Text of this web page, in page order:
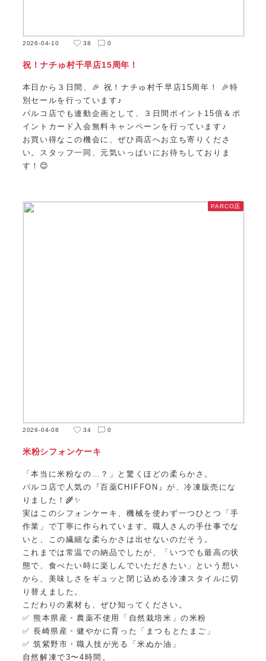
2026-04-10 38 0
祝！ナチゅ村千早店15周年！
本日から３日間、🎉 祝！ナチゅ村千早店15周年！ 🎉特
別セールを行っています♪
パルコ店でも連動企画として、３日間ポイント15倍＆ポ
イントカード入会無料キャンペーンを行っています♪
お買い得なこの機会に、ぜひ両店へお立ち寄りくださ
い。スタッフ一同、元気いっぱいにお待ちしておりま
す！😊
PARCO店
2026-04-08 34 0
米粉シフォンケーキ
「本当に米粉なの…？」と驚くほどの柔らかさ。
パルコ店で人気の『百薬CHIFFON』が、冷凍販売にな
りました！🌾✨
実はこのシフォンケーキ、機械を使わず一つひとつ「手
作業」で丁寧に作られています。職人さんの手仕事でな
いと、この繊細な柔らかさは出せないのだそう。
これまでは常温での納品でしたが、「いつでも最高の状
態で、食べたい時に楽しんでいただきたい」という想い
から、美味しさをギュッと閉じ込める冷凍スタイルに切
り替えました。
こだわりの素材も、ぜひ知ってください。
✅ 熊本県産・農薬不使用「自然栽培米」の米粉
✅ 長崎県産・健やかに育った「まつもとたまご」
✅ 筑紫野市・職人技が光る「米ぬか油」
自然解凍で3〜4時間。